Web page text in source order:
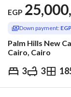
EGP
Down payment:
Palm Hills New
Cairo, Cairo
3 3
EGP